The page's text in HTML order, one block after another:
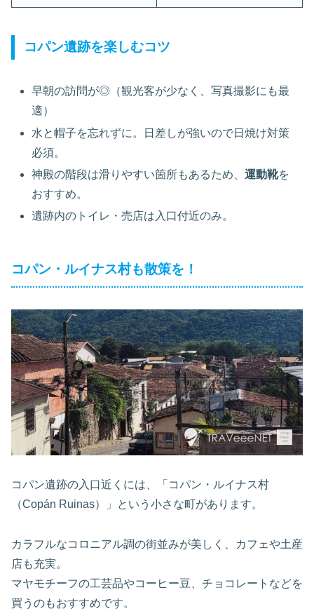
コパン遺跡を楽しむコツ
早朝の訪問が◎（観光客が少なく、写真撮影にも最
適）
水と帽子を忘れずに。日差しが強いので日焼け対策
必須。
神殿の階段は滑りやすい箇所もあるため、運動靴を
おすすめ。
遺跡内のトイレ・売店は入口付近のみ。
コパン・ルイナス村も散策を！
コパン遺跡の入口近くには、「コパン・ルイナス村
（Copán Ruinas）」という小さな町があります。
カラフルなコロニアル調の街並みが美しく、カフェや土産
店も充実。
マヤモチーフの工芸品やコーヒー豆、チョコレートなどを
買うのもおすすめです。